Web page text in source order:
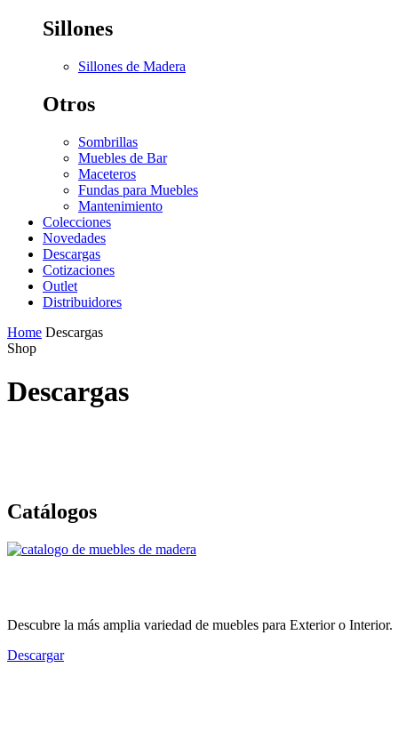
Sillones
Sillones de Madera
Otros
Sombrillas
Muebles de Bar
Maceteros
Fundas para Muebles
Mantenimiento
Colecciones
Novedades
Descargas
Cotizaciones
Outlet
Distribuidores
Home Descargas
Shop
Descargas
Catálogos
Descubre la más amplia variedad de muebles para Exterior o Interior.
Descargar